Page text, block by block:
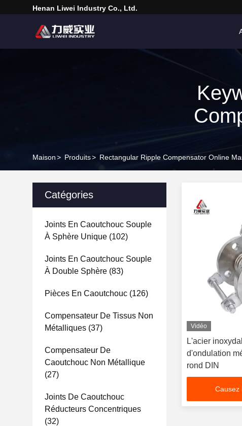
Henan Liwei Industry Co., Ltd.
Maison> Produits> Rectangular Ripple Compensator Online
Catégories
Joints En Caoutchouc Souple
À Sphère Unique (102)
Joints En Caoutchouc Souple
À Double Sphère (83)
Pièces En Caoutchouc (126)
Compensateur De Tissus Non
Métalliques (37)
Compensateur De
Caoutchouc Non Métallique
(27)
Joints De Caoutchouc
Réducteurs Concentriques
(32)
Vidéo
L'acier
d'ondulation
rond DIN
Causez